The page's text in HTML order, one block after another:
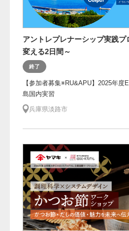
アントレプレナーシップ実践
変える2日間～
終了
【参加者募集※RU&APU】2025年
島国内実習
兵庫県淡路市